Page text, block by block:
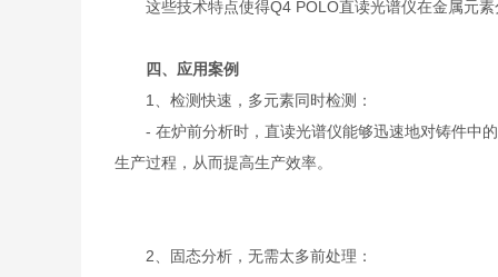
这些技术特点使得Q4 POLO直读光谱仪在金属元素
四、应用案例
1、检测快速，多元素同时检测：
- 在炉前分析时，直读光谱仪能够迅速地对铸件中的
生产过程，从而提高生产效率。
2、固态分析，无需太多前处理：